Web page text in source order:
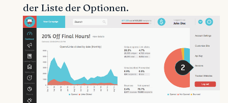
der Liste der Optionen.